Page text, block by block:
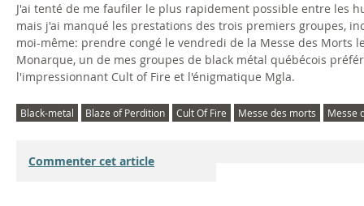
J'ai tenté de me faufiler le plus rapidement possible entre les
mais j'ai manqué les prestations des trois premiers groupes,
moi-même: prendre congé le vendredi de la Messe des Morts
Monarque, un de mes groupes de black métal québécois
l'impressionnant Cult of Fire et l'énigmatique Mgla.
Black-metal Blaze of Perdition Cult Of Fire Messe des morts Messe
Commenter cet article